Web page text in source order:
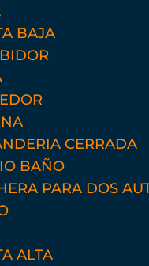
CERRADA
BAÑO
PARA DOS
ALTA